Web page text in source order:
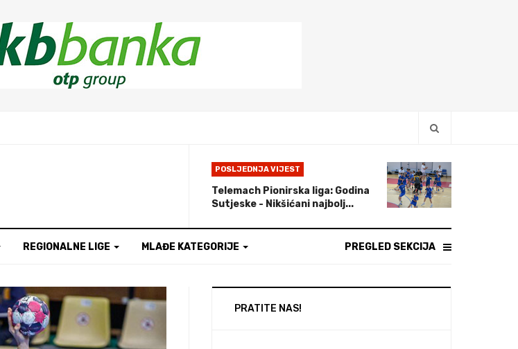
POSLJEDNJA VIJEST
Telemach Pionirska liga: Godina
Sutjeske - Nikšićani najbolj...
REGIONALNE LIGE MLAĐE KATEGORIJE PREGLED SEKCIJA
PRATITE NAS!